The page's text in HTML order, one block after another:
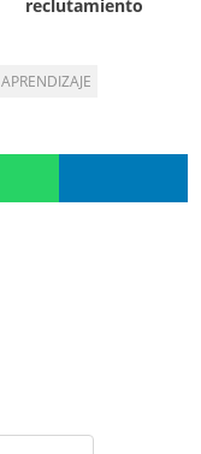
reclutamiento
APRENDIZAJE